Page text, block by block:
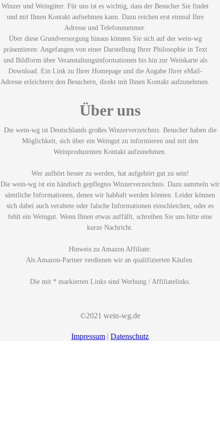
Winzer und Weingüter. Für uns ist es wichtig, dass der Besucher Sie findet
und mit Ihnen Kontakt aufnehmen kann. Dazu reichen erst einmal Ihre
Adresse und Telefonnummer.
Über diese Grundversorgung hinaus können Sie sich auf der wein-wg
präsentieren: Angefangen von einer Darstellung Ihrer Philosophie in Text
und Bildform über Veranstaltungsinformationen bis hin zur Weinkarte als
Download. Ein Link zu Ihrer Homepage und die Angabe Ihrer eMail-
Adresse erleichtern den Besuchern, direkt mit Ihnen Kontakt aufzunehmen.
Über uns
Die wein-wg ist Deutschlands großes Winzerverzeichnis. Besucher haben die
Möglichkeit, sich über ein Weingut zu informieren und mit den
Weinproduzenten Kontakt aufzunehmen.
Wer aufhört besser zu werden, hat aufgehört gut zu sein!
Die wein-wg ist ein händisch gepflegtes Winzerverzeichnis. Dazu sammeln wir
sämtliche Informationen, denen wir habhaft werden können. Leider können
sich dabei auch veraltete oder falsche Informationen einschleichen, oder es
fehlt ein Weingut. Wenn Ihnen etwas auffällt, schreiben Sie uns bitte eine
kurze Nachricht.
Hinweis zu Amazon Affiliate:
Als Amazon-Partner verdienen wir an qualifizierten Käufen.
Die mit * markierten Links sind Werbung / Affiliatelinks.
©2021 wein-wg.de
Impressum | Datenschutz